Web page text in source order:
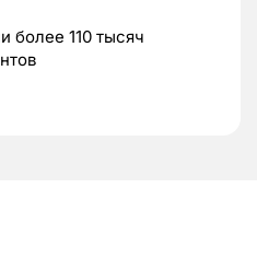
более 110 тысяч